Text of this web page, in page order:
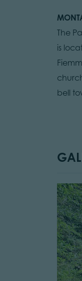
The
is
bell